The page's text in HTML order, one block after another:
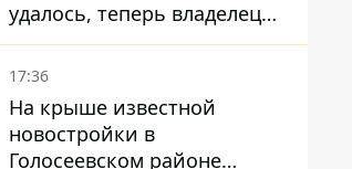
удалось, теперь владелец
их просто закроет
17:36
На крыше известной
новостройки в
Голосеевском районе